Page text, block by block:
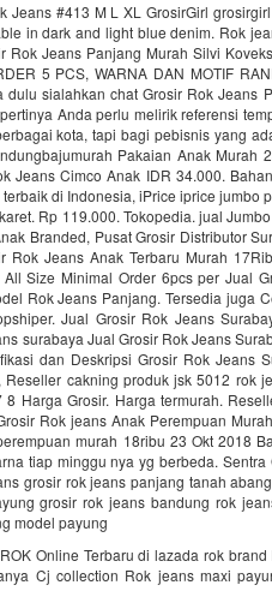
Jeans #413 M L XL GrosirGirl
in dark and light blue denim. Rok
Rok Jeans Panjang Murah Silvi
5 PCS, WARNA DAN MOTIF
dulu sialahkan chat Grosir Rok Jeans
Anda perlu melirik referensi
kota, tapi bagi pebisnis yang
Pakaian Anak Murah
Jeans Cimco Anak IDR 34.000.
di Indonesia, iPrice iprice jumbo
Rp 119.000. Tokopedia. jual
Branded, Pusat Grosir Distributor
Rok Jeans Anak Terbaru Murah
Size Minimal Order 6pcs per Jual
Rok Jeans Panjang. Tersedia juga
Jual Grosir Rok Jeans
surabaya Jual Grosir Rok Jeans
dan Deskripsi Grosir Rok Jeans
Reseller cakning produk jsk 5012 rok
8 Harga Grosir. Harga termurah.
Rok jeans Anak Perempuan
murah 18ribu 23 Okt 2018
tiap minggu nya yg berbeda.
grosir rok jeans panjang tanah
grosir rok jeans bandung rok
model payung
Online Terbaru di lazada rok
Cj collection Rok jeans maxi